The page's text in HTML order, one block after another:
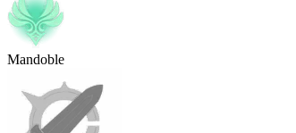
Mandoble